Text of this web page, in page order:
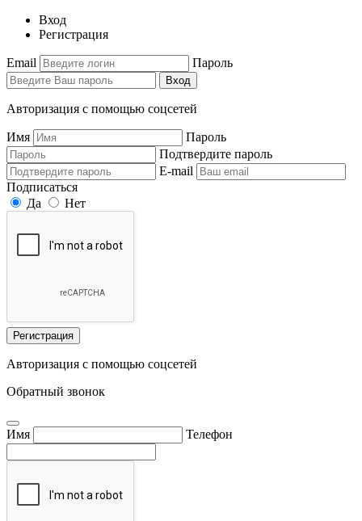
Вход
Регистрация
Email Пароль
Вход
Авторизация с помощью соцсетей
Имя
Пароль
Подтвердите пароль
E-mail
Подписаться
Да
Нет
Регистрация
Авторизация с помощью соцсетей
Обратный звонок
Имя Телефон